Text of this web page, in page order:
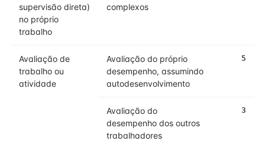
supervisão direta)
no próprio
trabalho
complexos
Avaliação de
trabalho ou
atividade
Avaliação do próprio
desempenho, assumindo
autodesenvolvimento
5
Avaliação do
desempenho dos outros
trabalhadores
3